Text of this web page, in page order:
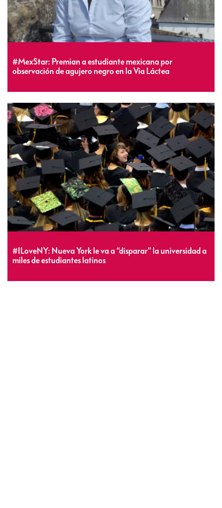
#MexStar: Premian a estudiante mexicana por
observación de agujero negro en la Vía Láctea
#ILoveNY: Nueva York le va a “disparar” la universidad a
miles de estudiantes latinos